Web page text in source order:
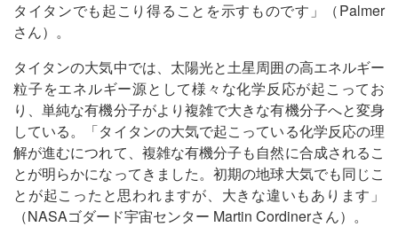
タイタンでも起こり得ることを示すものです」（Palmer
さん）。
タイタンの大気中では、太陽光と土星周囲の高エネルギー
粒子をエネルギー源として様々な化学反応が起こってお
り、単純な有機分子がより複雑で大きな有機分子へと変身
している。「タイタンの大気で起こっている化学反応の理
解が進むにつれて、複雑な有機分子も自然に合成されるこ
とが明らかになってきました。初期の地球大気でも同じこ
とが起こったと思われますが、大きな違いもあります」
（NASAゴダード宇宙センター Martin Cordinerさん）。